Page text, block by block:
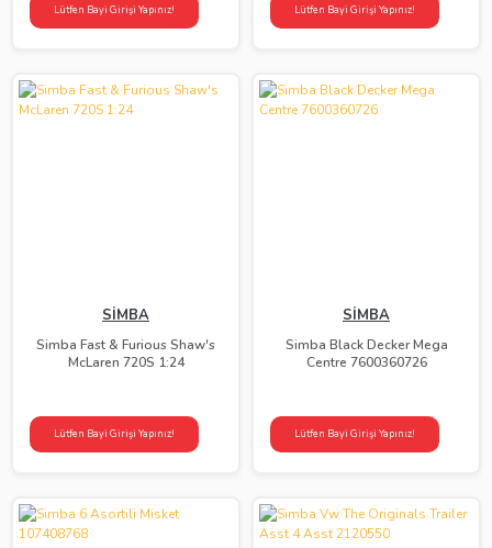
Lütfen Bayi Girişi Yapınız! Lütfen Bayi Girişi Yapınız!
SİMBA
Simba Fast & Furious Shaw's
McLaren 720S 1:24
Lütfen Bayi Girişi Yapınız!
SİMBA
Simba Black Decker Mega
Centre 7600360726
Lütfen Bayi Girişi Yapınız!